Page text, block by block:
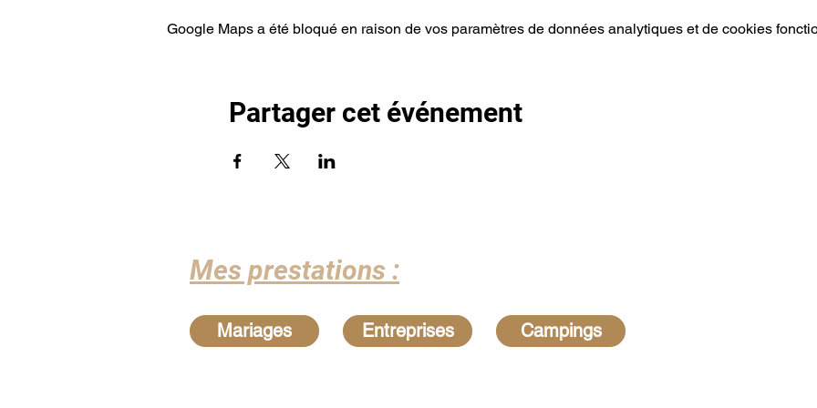
Google Maps a été bloqué en raison de vos paramètres de données analytiques et de cookies
Partager cet événement
Mes prestations :
Mariages Entreprises Campings